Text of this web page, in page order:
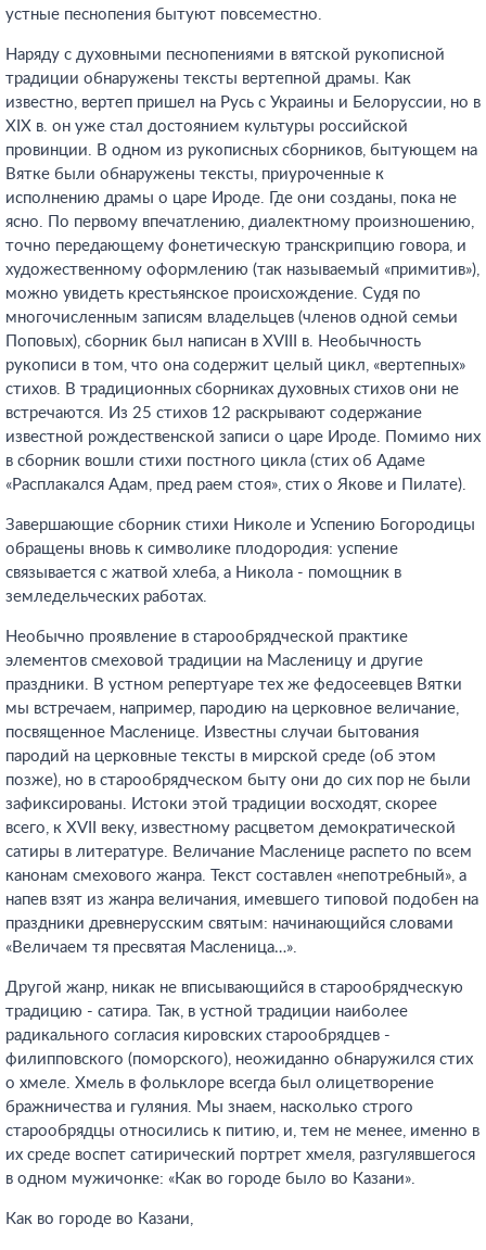
устные песнопения бытуют повсеместно.
Наряду с духовными песнопениями в вятской рукописной
традиции обнаружены тексты вертепной драмы. Как
известно, вертеп пришел на Русь с Украины и Белоруссии, но в
XIX в. он уже стал достоянием культуры российской
провинции. В одном из рукописных сборников, бытующем на
Вятке были обнаружены тексты, приуроченные к
исполнению драмы о царе Ироде. Где они созданы, пока не
ясно. По первому впечатлению, диалектному произношению,
точно передающему фонетическую транскрипцию говора, и
художественному оформлению (так называемый «примитив»),
можно увидеть крестьянское происхождение. Судя по
многочисленным записям владельцев (членов одной семьи
Поповых), сборник был написан в XVIII в. Необычность
рукописи в том, что она содержит целый цикл, «вертепных»
стихов. В традиционных сборниках духовных стихов они не
встречаются. Из 25 стихов 12 раскрывают содержание
известной рождественской записи о царе Ироде. Помимо них
в сборник вошли стихи постного цикла (стих об Адаме
«Расплакался Адам, пред раем стоя», стих о Якове и Пилате).
Завершающие сборник стихи Николе и Успению Богородицы
обращены вновь к символике плодородия: успение
связывается с жатвой хлеба, а Никола - помощник в
земледельческих работах.
Необычно проявление в старообрядческой практике
элементов смеховой традиции на Масленицу и другие
праздники. В устном репертуаре тех же федосеевцев Вятки
мы встречаем, например, пародию на церковное величание,
посвященное Масленице. Известны случаи бытования
пародий на церковные тексты в мирской среде (об этом
позже), но в старообрядческом быту они до сих пор не были
зафиксированы. Истоки этой традиции восходят, скорее
всего, к XVII веку, известному расцветом демократической
сатиры в литературе. Величание Масленице распето по всем
канонам смехового жанра. Текст составлен «непотребный», а
напев взят из жанра величания, имевшего типовой подобен на
праздники древнерусским святым: начинающийся словами
«Величаем тя пресвятая Масленица…».
Другой жанр, никак не вписывающийся в старообрядческую
традицию - сатира. Так, в устной традиции наиболее
радикального согласия кировских старообрядцев -
филипповского (поморского), неожиданно обнаружился стих
о хмеле. Хмель в фольклоре всегда был олицетворение
бражничества и гуляния. Мы знаем, насколько строго
старообрядцы относились к питию, и, тем не менее, именно в
их среде воспет сатирический портрет хмеля, разгулявшегося
в одном мужичонке: «Как во городе было во Казани».
Как во городе во Казани,